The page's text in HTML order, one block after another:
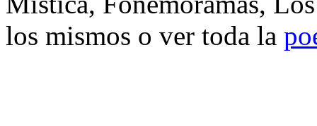
los mismos o ver toda la